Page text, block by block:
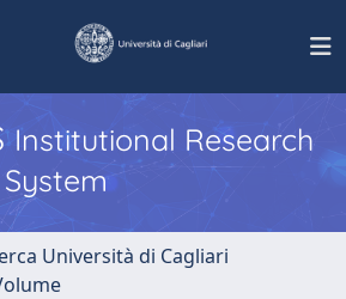
Institutional Research
Università di Cagliari